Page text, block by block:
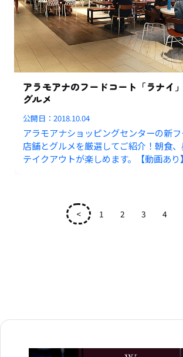
アラモアナのフードコート「ラナイ
グルメ
公開日：2018.10.04
アラモアナショッピングセンターの新
店舗とグルメを厳選してご紹介！朝食
テイクアウトが楽しめます。【動画あり】
< 1 2 3 4